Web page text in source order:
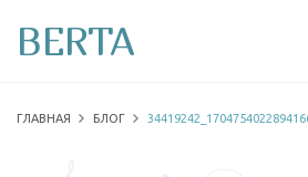
BERTA
ГЛАВНАЯ БЛОГ